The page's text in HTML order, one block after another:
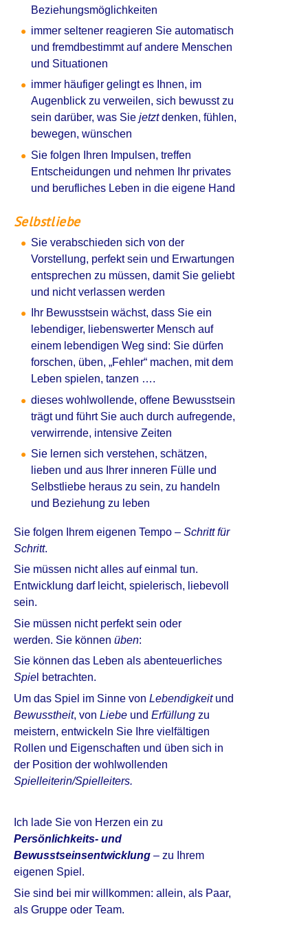
Beziehungsmöglichkeiten
immer seltener reagieren Sie automatisch
und fremdbestimmt auf andere Menschen
und Situationen
immer häufiger gelingt es Ihnen, im
Augenblick zu verweilen, sich bewusst zu
sein darüber, was Sie jetztdenken, fühlen,
bewegen, wünschen
Sie folgen Ihren Impulsen, treffen
Entscheidungen und nehmen Ihr privates
und berufliches Leben in die eigene Hand
Selbstliebe
Sie verabschieden sich von der
Vorstellung, perfekt sein und Erwartungen
entsprechen zu müssen, damit Sie geliebt
und nicht verlassen werden
Ihr Bewusstsein wächst, dass Sie ein
lebendiger, liebenswerter Mensch auf
einem lebendigen Weg sind: Sie dürfen
forschen, üben, „Fehler“ machen, mit dem
Leben spielen, tanzen ….
dieses wohlwollende, offene Bewusstsein
trägt und führt Sie auch durch aufregende,
verwirrende, intensive Zeiten
Sie lernen sich verstehen, schätzen,
lieben und aus Ihrer inneren Fülle und
Selbstliebe heraus zu sein, zu handeln
und Beziehung zu leben
Sie folgen Ihrem eigenen Tempo – Schritt für
Schritt.
Sie müssen nicht alles auf einmal tun.
Entwicklung darf leicht, spielerisch, liebevoll
sein.
Sie müssen nicht perfekt sein oder
werden. Sie können üben:
Sie können das Leben als abenteuerliches
Spie l betrachten.
Um das Spiel im Sinne von Lebendigkeitund
Bewusstheit, von Liebe und Erfüllung zu
meistern, entwickeln Sie Ihre vielfältigen
Rollen und Eigenschaften und üben sich in
der Position der wohlwollenden
Spielleiterin/Spielleiters.
Ich lade Sie von Herzen ein zu
Persönlichkeits- und
Bewusstseinsentwicklung – zu Ihrem
eigenen Spiel.
Sie sind bei mir willkommen: allein, als Paar,
als Gruppe oder Team.